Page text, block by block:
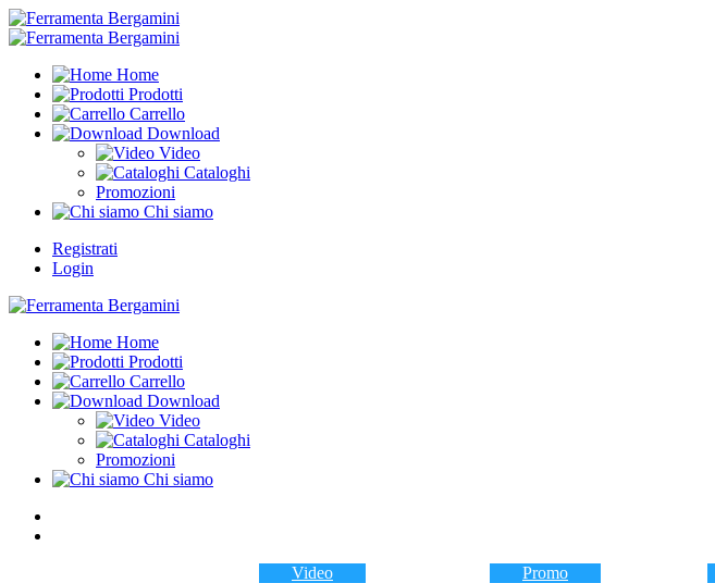
Home
Prodotti
Carrello
Download
Video
Cataloghi
Promozioni
Chi siamo
Registrati
Login
Home
Prodotti
Carrello
Download
Video
Cataloghi
Promozioni
Chi siamo
Promo
Video